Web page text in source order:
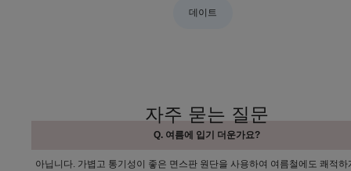
데이트
자주 묻는 질문
Q. 여름에 입기 더운가요?
아닙니다. 가볍고 통기성이 좋은 면스판 원단을 사용하여 여름철에도 쾌적하